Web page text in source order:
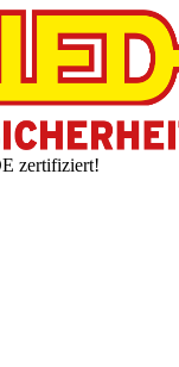
zertifiziert!